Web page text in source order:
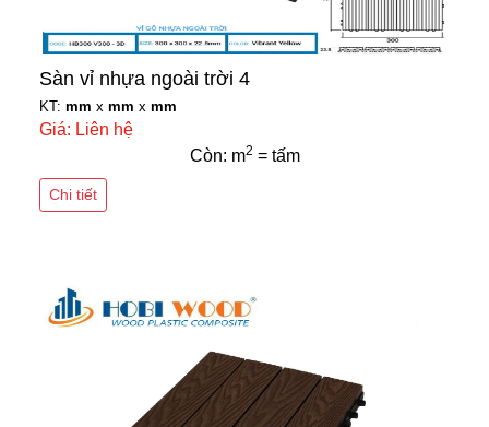
Sàn vỉ nhựa ngoài trời 4
KT: mm x mm x mm
Giá: Liên hệ
Còn: m2 = tấm
Chi tiết